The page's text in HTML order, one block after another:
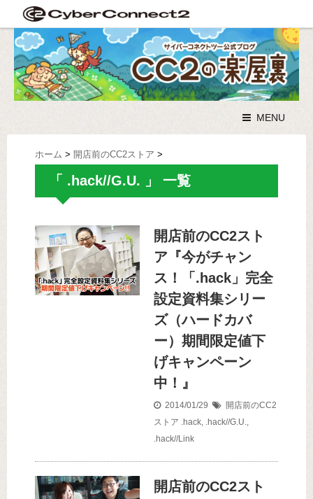
MENU
ホーム > 開店前のCC2ストア >
「 .hack//G.U. 」 一覧
開店前のCC2スト
ア『今がチャン
ス！「.hack」完全
設定資料集シリー
ズ（ハードカバ
ー）期間限定値下
げキャンペーン
中！』
2014/01/29
開店前のCC2
ストア .hack, .hack//G.U.,
.hack//Link
開店前のCC2スト